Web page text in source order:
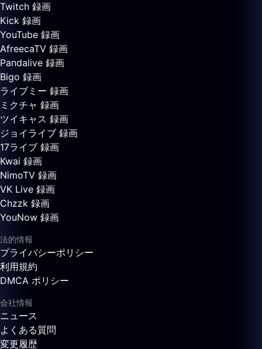
Twitch 録画
Kick 録画
YouTube 録画
AfreecaTV 録画
Pandalive 録画
Bigo 録画
ライブミー 録画
ミクチャ 録画
ツイキャス 録画
ジョイライブ 録画
17ライブ 録画
Kwai 録画
NimoTV 録画
VK Live 録画
Chzzk 録画
YouNow 録画
法的情報
プライバシーポリシー
利用規約
DMCA ポリシー
会社情報
ニュース
よくある質問
変更履歴